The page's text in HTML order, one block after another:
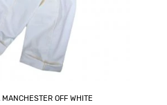
MANCHESTER OFF WHITE